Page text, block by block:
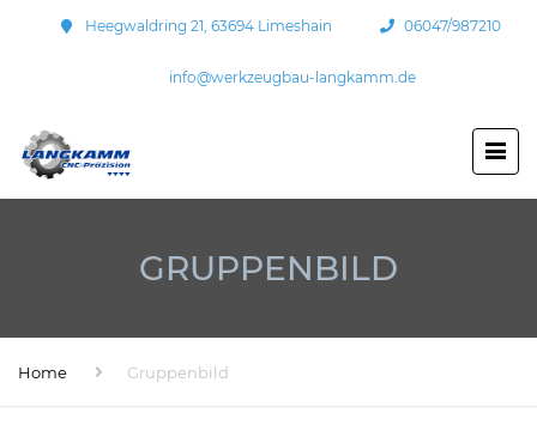
Heegwaldring 21, 63694 Limeshain 06047/987210
info@werkzeugbau-langkamm.de
GRUPPENBILD
Home Gruppenbild